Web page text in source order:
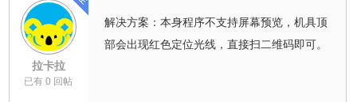
拉卡拉
已有 0 回帖
解决方案：本身程序不支持屏幕预览，机具顶
部会出现红色定位光线，直接扫二维码即可。